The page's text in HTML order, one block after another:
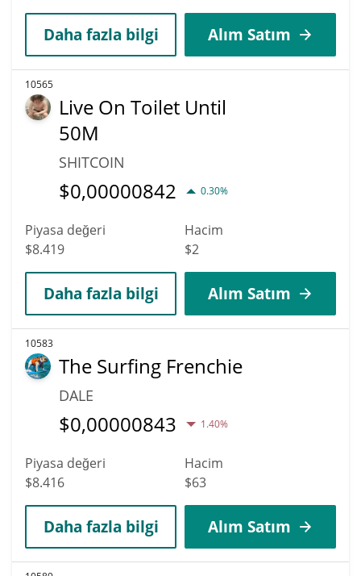
Daha fazla bilgi Alım Satım
10565
Live On Toilet Until
50M
SHITCOIN
$0,00000842 0.30%
Piyasa değeri
$8.419
Hacim
$2
Daha fazla bilgi Alım Satım
10583
The Surfing Frenchie
DALE
$0,00000843 1.40%
Piyasa değeri
$8.416
Hacim
$63
Daha fazla bilgi Alım Satım